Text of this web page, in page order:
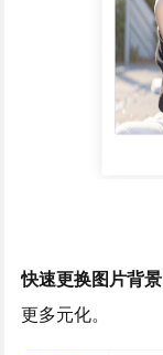
快速更换图片背景
更多元化。